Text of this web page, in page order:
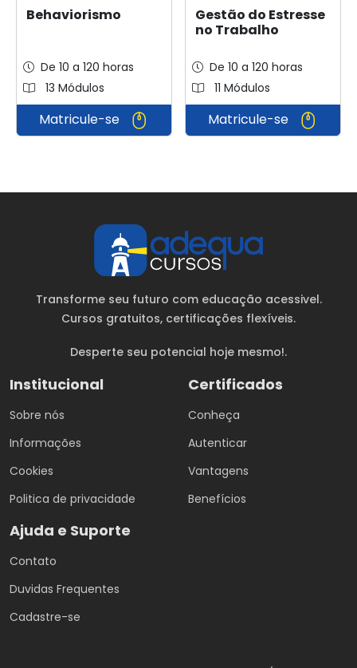
Behaviorismo
De 10 a 120 horas
13 Módulos
Matricule-se
Gestão do Estresse
no Trabalho
De 10 a 120 horas
11 Módulos
Matricule-se
Transforme seu futuro com educação acessivel.
Cursos gratuitos, certificações flexíveis.
Desperte seu potencial hoje mesmo!.
Institucional
Sobre nós
Informações
Cookies
Politica de privacidade
Certificados
Conheça
Autenticar
Vantagens
Benefícios
Ajuda e Suporte
Contato
Duvidas Frequentes
Cadastre-se